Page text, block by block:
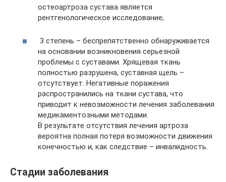
остеоартроза сустава является
рентгенологическое исследование;
3 степень – беспрепятственно обнаруживается
на основании возникновения серьезной
проблемы с суставами. Хрящевая ткань
полностью разрушена, суставная щель –
отсутствует. Негативные поражения
распространились на ткани сустава, что
приводит к невозможности лечения заболевания
медикаментозными методами.
В результате отсутствия лечения артроза
вероятна полная потеря возможности движения
конечностью и, как следствие – инвалидность.
Стадии заболевания